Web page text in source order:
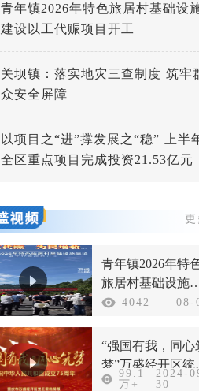
青年镇2026年特色旅居村基础设
建设以工代赈项目开工
关坝镇：落实地灾三查制度 筑牢
众安全屏障
以项目之“进”撑发展之“稳” 上半
全区重点项目完成投资21.53亿元
青年镇2026年特
旅居村基础设施
设以工代赈项目
4042 08-
“强国有我，同心
梦”万盛经开区统
战线庆祝新中国成
99.1
万+
2024-
30